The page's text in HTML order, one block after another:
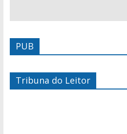
PUB
Tribuna do Leitor